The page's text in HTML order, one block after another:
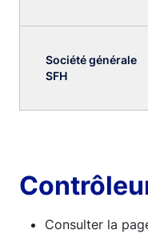
Société générale
SFH
Consulter la